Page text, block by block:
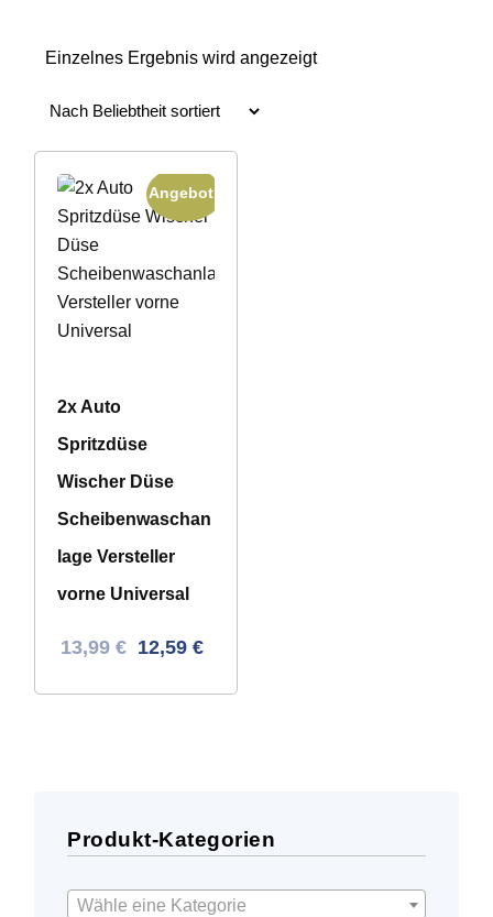
Einzelnes Ergebnis wird angezeigt
Angebot!
2x Auto
Spritzdüse
Wischer Düse
Scheibenwaschan
lage Versteller
vorne Universal
Ursprünglicher
13,99 € Aktueller
12,59 €
Produkt-Kategorien
Wähle eine Kategorie